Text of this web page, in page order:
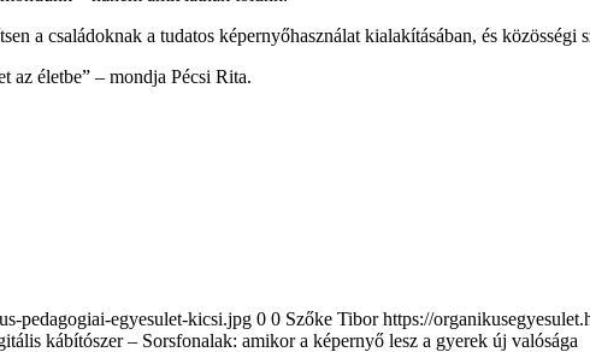
a családoknak a tudatos képernyőhasználat kialakításában, és közösségi
az életbe” – mondja Pécsi Rita.
pedagogiai-egyesulet-kicsi.jpg 0 0 Szőke Tibor https://
kábítószer – Sorsfonalak: amikor a képernyő lesz a gyerek új valósága